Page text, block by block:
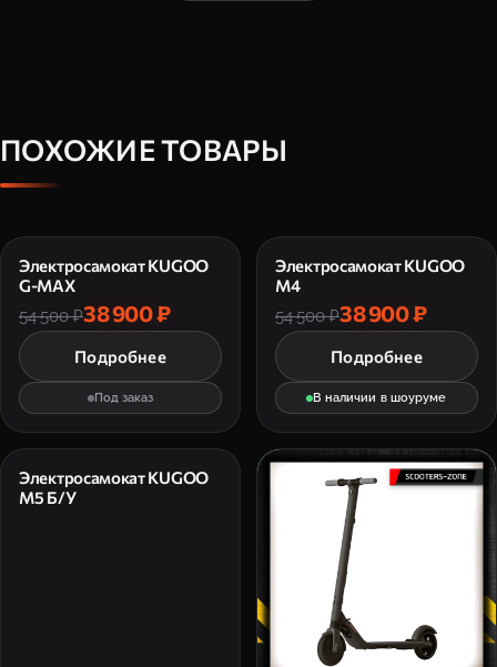
ПОХОЖИЕ ТОВАРЫ
Электросамокат KUGOO
G-MAX
54 500 ₽38 900 ₽
Подробнее
Под заказ
Электросамокат KUGOO
M4
54 500 ₽38 900 ₽
Подробнее
В наличии в шоуруме
Электросамокат KUGOO
M5 Б/У